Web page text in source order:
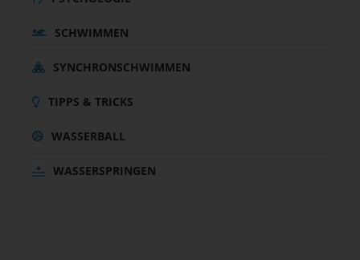
SCHWIMMEN
SYNCHRONSCHWIMMEN
TIPPS & TRICKS
WASSERBALL
WASSERSPRINGEN